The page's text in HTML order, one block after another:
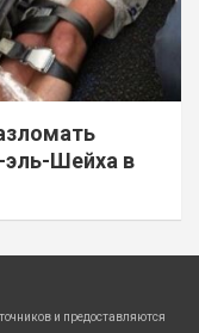
Шейха в
и предоставляются